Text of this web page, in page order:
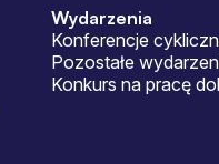
Wydarzenia
Konferencje
Pozostałe
Konkurs na pracę